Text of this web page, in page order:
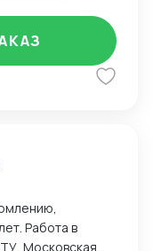
Работа в
Московская